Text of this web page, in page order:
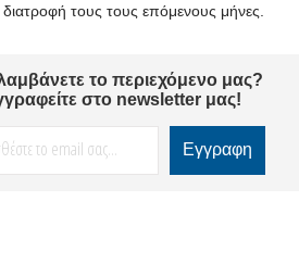
τους τους επόμενους μήνες.
το περιεχόμενο μας?
στο newsletter μας!